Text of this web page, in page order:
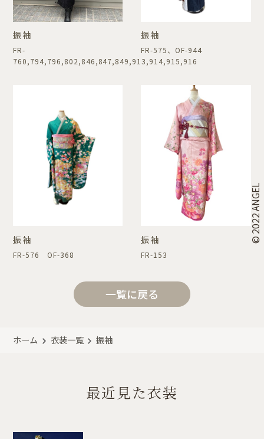
振袖
FR-
760,794,796,802,846,847,849,913,914,915,916
振袖
FR-575、OF-944
振袖
FR-576 OF-368
振袖
FR-153
一覧に戻る
ホーム 衣装一覧 振袖
最近見た衣装
© 2022 ANGEL